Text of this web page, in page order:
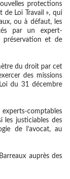
protections
de Loi Travail », qui
ou à défaut, les
par un expert-
préservation et de
du droit par cet
des missions
du 31 décembre
comptables
les justiciables des
de l’avocat, au
auprès des